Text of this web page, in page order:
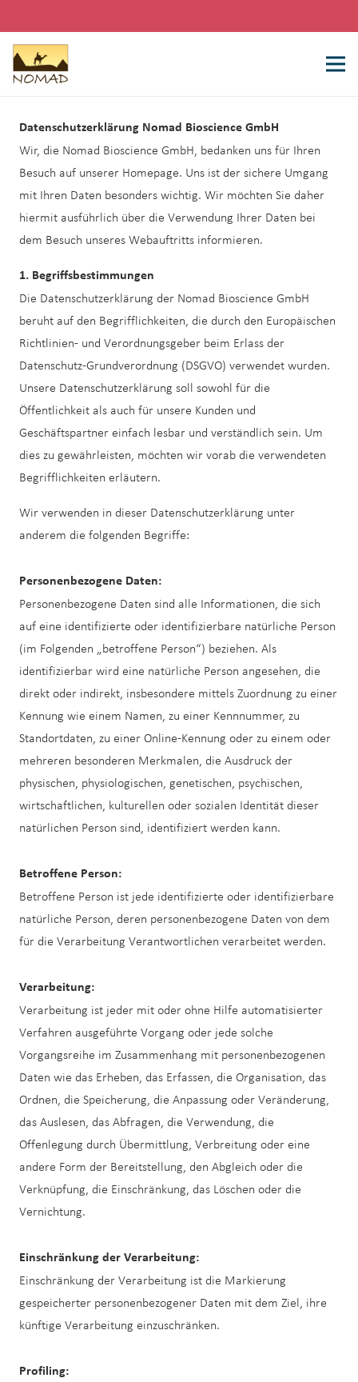
Datenschutzerklärung Nomad Bioscience GmbH
Wir, die Nomad Bioscience GmbH, bedanken uns für Ihren
Besuch auf unserer Homepage. Uns ist der sichere Umgang
mit Ihren Daten besonders wichtig. Wir möchten Sie daher
hiermit ausführlich über die Verwendung Ihrer Daten bei
dem Besuch unseres Webauftritts informieren.
1. Begriffsbestimmungen
Die Datenschutzerklärung der Nomad Bioscience GmbH
beruht auf den Begrifflichkeiten, die durch den Europäischen
Richtlinien- und Verordnungsgeber beim Erlass der
Datenschutz-Grundverordnung (DSGVO) verwendet wurden.
Unsere Datenschutzerklärung soll sowohl für die
Öffentlichkeit als auch für unsere Kunden und
Geschäftspartner einfach lesbar und verständlich sein. Um
dies zu gewährleisten, möchten wir vorab die verwendeten
Begrifflichkeiten erläutern.
Wir verwenden in dieser Datenschutzerklärung unter
anderem die folgenden Begriffe:
Personenbezogene Daten:
Personenbezogene Daten sind alle Informationen, die sich
auf eine identifizierte oder identifizierbare natürliche Person
(im Folgenden „betroffene Person“) beziehen. Als
identifizierbar wird eine natürliche Person angesehen, die
direkt oder indirekt, insbesondere mittels Zuordnung zu einer
Kennung wie einem Namen, zu einer Kennnummer, zu
Standortdaten, zu einer Online-Kennung oder zu einem oder
mehreren besonderen Merkmalen, die Ausdruck der
physischen, physiologischen, genetischen, psychischen,
wirtschaftlichen, kulturellen oder sozialen Identität dieser
natürlichen Person sind, identifiziert werden kann.
Betroffene Person:
Betroffene Person ist jede identifizierte oder identifizierbare
natürliche Person, deren personenbezogene Daten von dem
für die Verarbeitung Verantwortlichen verarbeitet werden.
Verarbeitung:
Verarbeitung ist jeder mit oder ohne Hilfe automatisierter
Verfahren ausgeführte Vorgang oder jede solche
Vorgangsreihe im Zusammenhang mit personenbezogenen
Daten wie das Erheben, das Erfassen, die Organisation, das
Ordnen, die Speicherung, die Anpassung oder Veränderung,
das Auslesen, das Abfragen, die Verwendung, die
Offenlegung durch Übermittlung, Verbreitung oder eine
andere Form der Bereitstellung, den Abgleich oder die
Verknüpfung, die Einschränkung, das Löschen oder die
Vernichtung.
Einschränkung der Verarbeitung:
Einschränkung der Verarbeitung ist die Markierung
gespeicherter personenbezogener Daten mit dem Ziel, ihre
künftige Verarbeitung einzuschränken.
Profiling: